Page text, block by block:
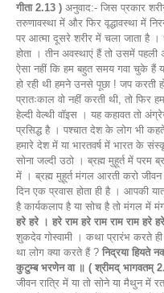
गीता 2.13 ) अनुवाद:- जिस प्रकार
तरुणावस्था में और फिर वृद्धावस्था में
पर आत्मा दूसरे शरीर में चला जाता है ।
होता । तीन अवस्थाएं हैं तो उसमें
ऐसा नहीं कि हम बहुत समय गवा चुके हैं
हो रही थी हमने उनसे पूछा ! जप करती
प्रातःकाल वो नहीं करती थी, तो फिर
हेल्दी वेल्थी वॉइस । यह कहावत तो
प्रसिद्ध है । पश्चात देश के लोग भी
हमारे देश में या भारतवर्ष में भारत के
सोना जल्दी उठो । ब्रह्म मुहूर्त में परम
में । ब्रह्म मुहूर्त मंगल आरती करो
दिन एक प्रवास होता ही है । आपकी
है कार्यकलाप है या सोच है तो मंगल में
हरे हरे । हरे राम हरे राम राम राम हरे
शुकदेव गोस्वामी । कथा प्रारंभ करते
था लोग क्या करते हैं ? निद्रया हियते
कुटुम्ब भरणेन वा ॥ ( श्रीमद् भागवतम्
जीवन रात्रि में या तो सोने या मैथुन में